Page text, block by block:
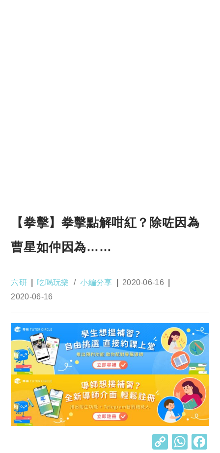
【拳擊】拳擊點解咁紅？除咗因為
曹星如仲因為……
Post
六研
Post
吃喝玩樂 / 小編分享
Post
2020-06-16
Post
2020-06-16
C W